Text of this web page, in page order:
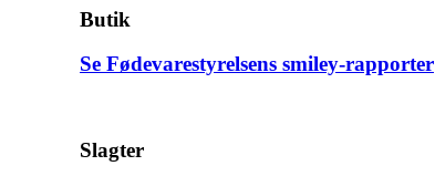
Butik
Se Fødevarestyrelsens smiley-rapporter
Slagter